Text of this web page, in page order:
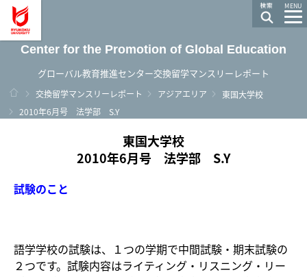
MENU
Center for the Promotion of Global Education
グローバル教育推進センター交換留学マンスリーレポート
ホーム
交換留学マンスリーレポート アジアエリア
東国大学校
2010年6月号 法学部 S.Y
東国大学校
2010年6月号 法学部 S.Y
試験のこと
語学学校の試験は、１つの学期で中間試験・期末試験の
２つです。試験内容はライティング・リスニング・リー